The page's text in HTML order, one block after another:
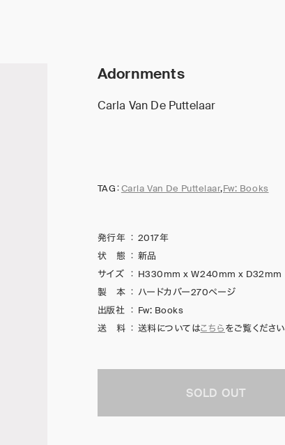
Adornments
Carla Van De Puttelaar
TAG：Carla Van De Puttelaar,Fw: Books
発行年 ： 2017年
状 態 ： 新品
サイズ
： H330mm x W240mm x D32mm
製 本 ： ハードカバー270ページ
出版社 ： Fw: Books
送 料 ： 送料についてはこちらをご覧ください
SOLD OUT